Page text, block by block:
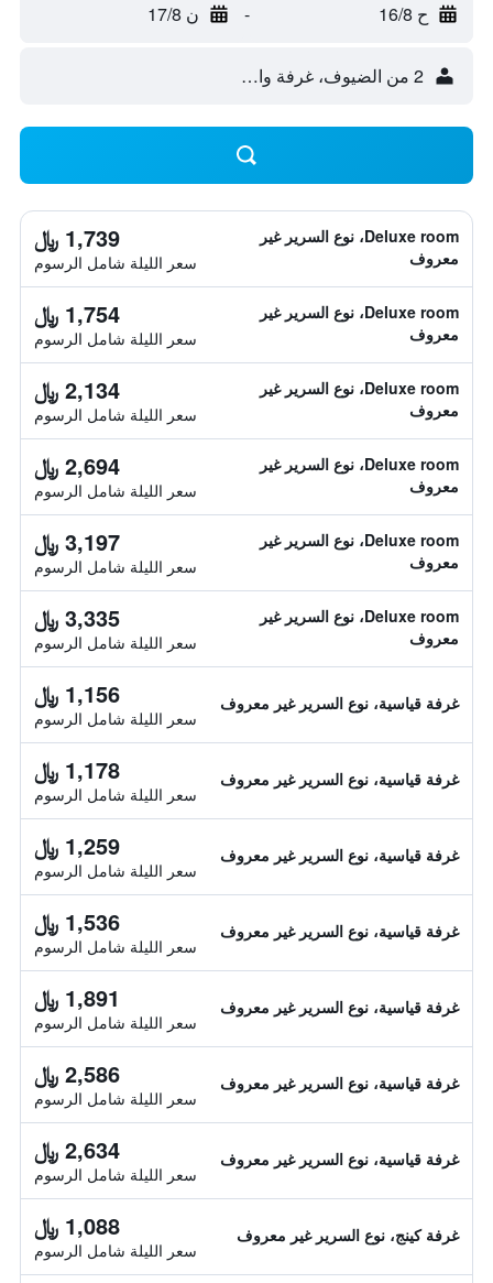
ح 16/8 - ن 17/8
2 من الضيوف، غرفة واحدة
Deluxe room، نوع السرير غير
معروف
1,739 ﷼
سعر الليلة شامل الرسوم
Deluxe room، نوع السرير غير
معروف
1,754 ﷼
سعر الليلة شامل الرسوم
Deluxe room، نوع السرير غير
معروف
2,134 ﷼
سعر الليلة شامل الرسوم
Deluxe room، نوع السرير غير
معروف
2,694 ﷼
سعر الليلة شامل الرسوم
Deluxe room، نوع السرير غير
معروف
3,197 ﷼
سعر الليلة شامل الرسوم
Deluxe room، نوع السرير غير
معروف
3,335 ﷼
سعر الليلة شامل الرسوم
غرفة قياسية، نوع السرير غير معروف 1,156 ﷼
سعر الليلة شامل الرسوم
غرفة قياسية، نوع السرير غير معروف 1,178 ﷼
سعر الليلة شامل الرسوم
غرفة قياسية، نوع السرير غير معروف 1,259 ﷼
سعر الليلة شامل الرسوم
غرفة قياسية، نوع السرير غير معروف 1,536 ﷼
سعر الليلة شامل الرسوم
غرفة قياسية، نوع السرير غير معروف 1,891 ﷼
سعر الليلة شامل الرسوم
غرفة قياسية، نوع السرير غير معروف 2,586 ﷼
سعر الليلة شامل الرسوم
غرفة قياسية، نوع السرير غير معروف 2,634 ﷼
سعر الليلة شامل الرسوم
غرفة كينج، نوع السرير غير معروف 1,088 ﷼
سعر الليلة شامل الرسوم